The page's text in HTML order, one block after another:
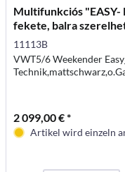
Multifunkciós
fekete, balra
11113B
VWT5/6 Weekender
2 099,00 € *
Artikel wird einzeln